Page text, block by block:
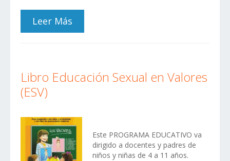
Leer Más
Libro Educación Sexual en Valores
(ESV)
Este PROGRAMA EDUCATIVO va
dirigido a docentes y padres de
niños y niñas de 4 a 11 años.